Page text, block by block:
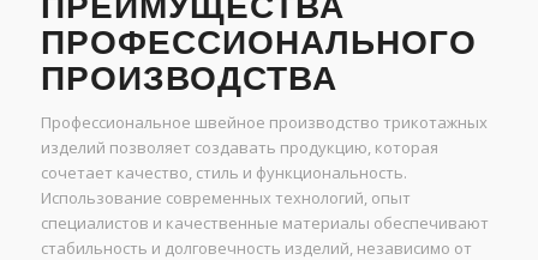
ПРОФЕССИОНАЛЬНОГО
ПРОИЗВОДСТВА
Профессиональное швейное производство трикотажных
изделий позволяет создавать продукцию, которая
сочетает качество, стиль и функциональность.
Использование современных технологий, опыт
специалистов и качественные материалы обеспечивают
стабильность и долговечность изделий, независимо от